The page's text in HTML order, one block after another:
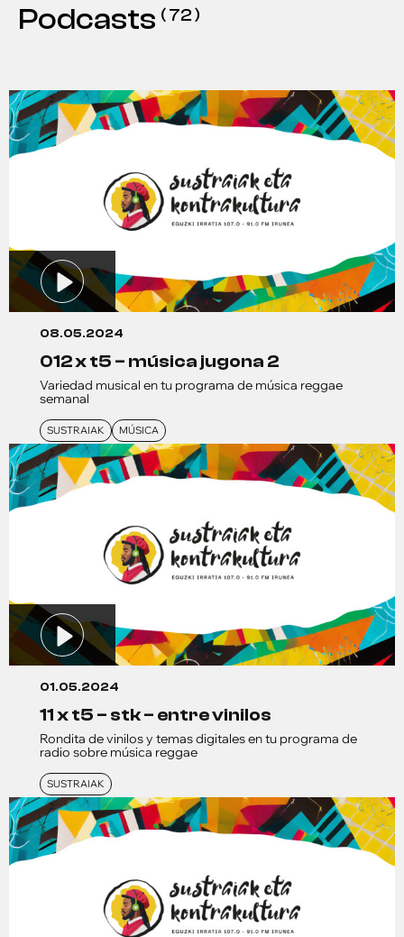
Podcasts ( 72 )
08.05.2024
012 x t5 – música jugona 2
Variedad musical en tu programa de música reggae
semanal
SUSTRAIAK MÚSICA
01.05.2024
11 x t5 – stk – entre vinilos
Rondita de vinilos y temas digitales en tu programa de
radio sobre música reggae
SUSTRAIAK